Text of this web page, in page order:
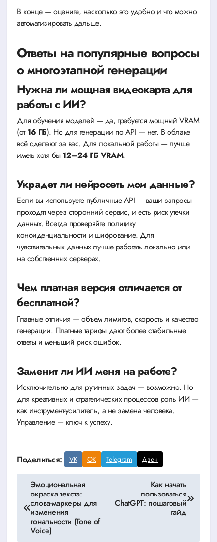
В конце — оцените, насколько это удобно и что можно
автоматизировать дальше.
Ответы на популярные вопросы
о многоэтапной генерации
Нужна ли мощная видеокарта для
работы с ИИ?
Для обучения моделей — да, требуется мощный VRAM
(от16 ГБ). Но для генерации по API — нет. В облаке
всё сделают за вас. Для локальной работы — лучше
иметь хотя бы 12–24 ГБ VRAM.
Украдет ли нейросеть мои данные?
Если вы используете публичные API — ваши запросы
проходят через сторонний сервис, и есть риск утечки
данных. Всегда проверяйте политику
конфиденциальности и шифрование. Для
чувствительных данных лучше работать локально или
на собственных серверах.
Чем платная версия отличается от
бесплатной?
Главные отличия — объем лимитов, скорость и качество
генерации. Платные тарифы дают более стабильные
ответы и меньший риск ошибок.
Заменит ли ИИ меня на работе?
Исключительно для рутинных задач — возможно. Но
для креативных и стратегических процессов роль ИИ —
как инструмент-усилитель, а не замена человека.
Управление — ключ к успеху.
Поделиться: VK OK Telegram Дзен
Навигация
записям
Эмоциональная
окраска текста:
слова-маркеры для
изменения
тональности (Tone of
Voice)
Как начать
пользоваться
ChatGPT: пошаговый
гайд